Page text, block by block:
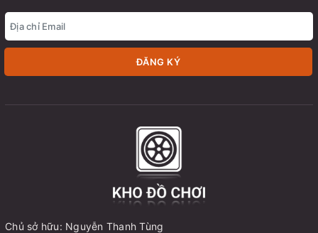
ĐĂNG KÝ
Chủ sở hữu: Nguyễn Thanh Tùng